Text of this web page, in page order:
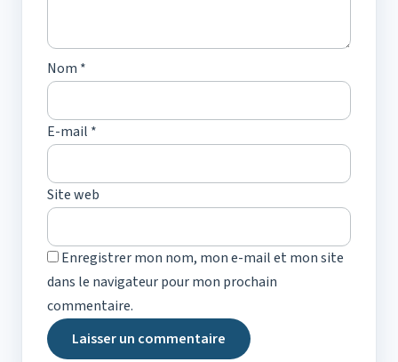
Nom *
E-mail *
Site web
Enregistrer mon nom, mon e-mail et mon site
dans le navigateur pour mon prochain
commentaire.